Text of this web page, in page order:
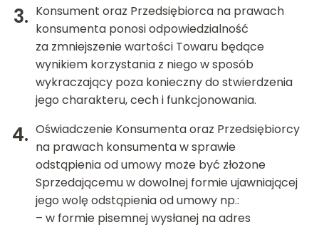
Konsument oraz Przedsiębiorca na prawach
konsumenta ponosi odpowiedzialność
za zmniejszenie wartości Towaru będące
wynikiem korzystania z niego w sposób
wykraczający poza konieczny do stwierdzenia
jego charakteru, cech i funkcjonowania.
Oświadczenie Konsumenta oraz Przedsiębiorcy
na prawach konsumenta w sprawie
odstąpienia od umowy może być złożone
Sprzedającemu w dowolnej formie ujawniającej
jego wolę odstąpienia od umowy np.:
– w formie pisemnej wysłanej na adres